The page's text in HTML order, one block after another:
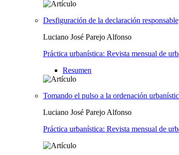
Desfiguración de la declaración
Luciano José Parejo Alfonso
Práctica urbanística: Revista mensual de
Resumen
Tomando el pulso a la ordenación
Luciano José Parejo Alfonso
Práctica urbanística: Revista mensual de